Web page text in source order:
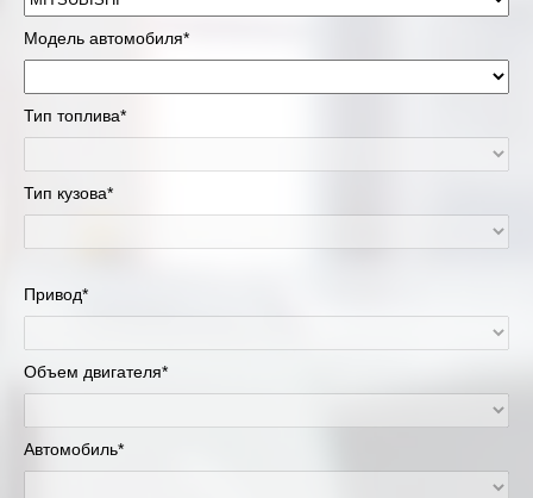
Модель автомобиля*
Тип топлива*
Тип кузова*
Привод*
Объем двигателя*
Автомобиль*